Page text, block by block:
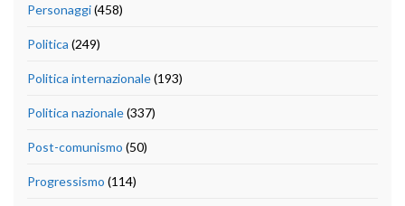
Personaggi(458)
Politica (249)
Politica internazionale(193)
Politica nazionale(337)
Post-comunismo (50)
Progressismo (114)